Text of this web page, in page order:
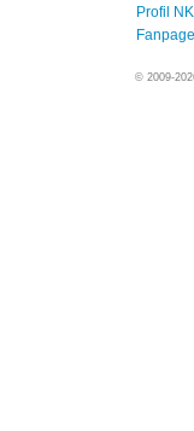
Profil NK
© 2009-